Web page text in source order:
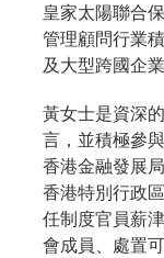
皇家太陽聯合
管理顧問行業
及大型跨國企
黃女士是資深
言，並積極參
香港金融發展
香港特別行政
任制度官員薪
會成員、處置